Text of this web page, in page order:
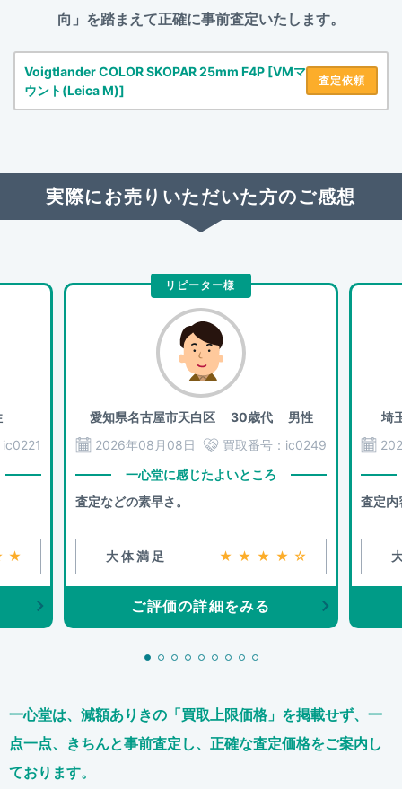
向」を踏まえて正確に事前査定いたします。
Voigtlander COLOR SKOPAR 25mm F4P [VMマ
ウント(Leica M)]
査定依頼
実際にお売りいただいた方のご感想
ic0221
リピーター様
愛知県名古屋市天白区30歳代 男性
2026年08月08日
買取番号： ic0249
一心堂に感じたよいところ
査定などの素早さ。
大体満足 ★★★★☆
ご評価の詳細をみる
埼
査定内
一心堂は、減額ありきの「買取上限価格」を掲載せず、 一
点一点、きちんと事前査定し、正確な査定価格をご案内し
ております。